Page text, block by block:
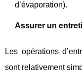
d’évaporation).
Assurer un
Les opérations
sont relativement